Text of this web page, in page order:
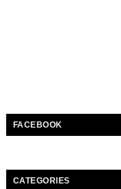
FACEBOOK
CATEGORIES